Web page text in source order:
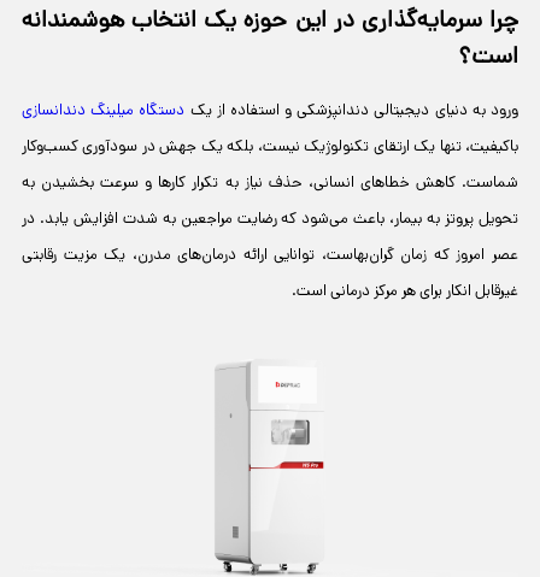
چرا سرمایه‌گذاری در این حوزه یک انتخاب هوشمندانه
است؟
ورود به دنیای دیجیتالی دندانپزشکی و استفاده از یک دستگاه میلینگ دندانسازی
باکیفیت، تنها یک ارتقای تکنولوژیک نیست، بلکه یک جهش در سودآوری کسب‌وکار
شماست. کاهش خطاهای انسانی، حذف نیاز به تکرار کارها و سرعت بخشیدن به
تحویل پروتز به بیمار، باعث می‌شود که رضایت مراجعین به شدت افزایش یابد. در
عصر امروز که زمان گران‌بهاست، توانایی ارائه درمان‌های مدرن، یک مزیت رقابتی
غیرقابل انکار برای هر مرکز درمانی است.